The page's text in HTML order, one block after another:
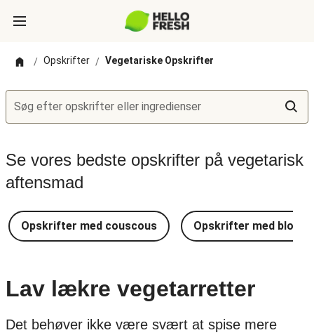
/ Opskrifter / Vegetariske Opskrifter
Søg efter opskrifter eller ingredienser
Se vores bedste opskrifter på vegetarisk
aftensmad
Opskrifter med couscous Opskrifter med
Lav lækre vegetarretter
Det behøver ikke være svært at spise mere